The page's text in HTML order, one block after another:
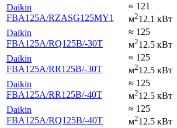
Daikin
FBA125A/RZASG125MY1
≈ 121
м212.1 кВт
Daikin
FBA125A/RQ125B/-30T
≈ 125
м212.5 кВт
Daikin
FBA125A/RR125B/-30T
≈ 125
м212.5 кВт
Daikin
FBA125A/RR125B/-40T
≈ 125
м212.5 кВт
Daikin
FBA125A/RQ125B/-40T
≈ 125
м212.5 кВт